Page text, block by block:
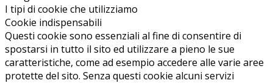
I tipi di cookie che utilizziamo
Cookie indispensabili
Questi cookie sono essenziali al fine di consentire di
spostarsi in tutto il sito ed utilizzare a pieno le sue
caratteristiche, come ad esempio accedere alle varie aree
protette del sito. Senza questi cookie alcuni servizi